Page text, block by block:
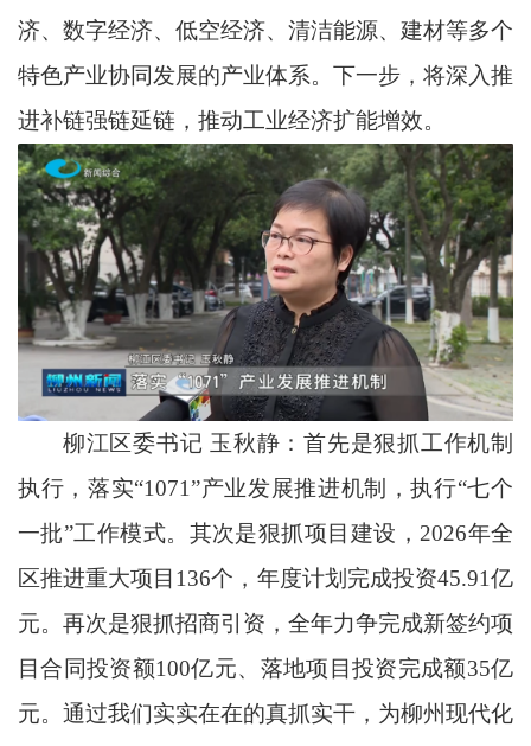
济、数字经济、低空经济、清洁能源、建材等多个
特色产业协同发展的产业体系。下一步，将深入推
进补链强链延链，推动工业经济扩能增效。
柳江区委书记 玉秋静：首先是狠抓工作机制
执行，落实“1071”产业发展推进机制，执行“七个
一批”工作模式。其次是狠抓项目建设，2026年全
区推进重大项目136个，年度计划完成投资45.91亿
元。再次是狠抓招商引资，全年力争完成新签约项
目合同投资额100亿元、落地项目投资完成额35亿
元。通过我们实实在在的真抓实干，为柳州现代化